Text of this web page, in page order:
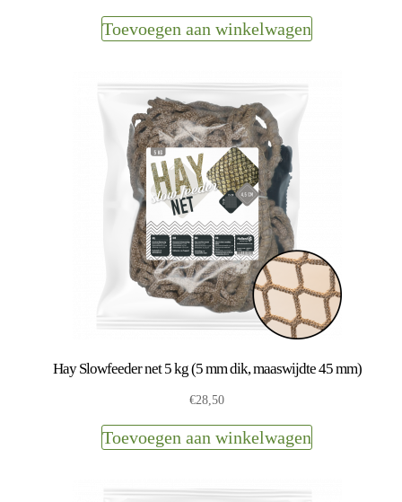
Toevoegen aan winkelwagen
Hay Slowfeeder net 5 kg (5 mm dik, maaswijdte 45 mm)
€28,50
Toevoegen aan winkelwagen